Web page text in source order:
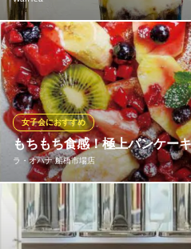
いちごジャムをふんだんに使った
す！！ 当店はタピオカ屋にしては
トインができます♪ 学校帰りに、
会やママ友会しませんか？
WanTea
西船のタピオカ専門店
京成本線京成西船駅 徒歩1分
千葉県船橋市西船4-15-1 ラ・リュミエール
もちもち食感！極上パンケーキ
ラ・オハナ 船橋市場店
女子会におすすめ
女子会の締めくくりには、見た目
欠かせません。フルーツたっぷり
ェイブアイスは、テーブルに運ば